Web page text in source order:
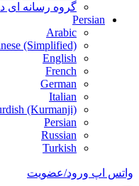
گروه رسانه ای
Persian
Arabic
(Simplified)
English
French
German
Italian
(Kurmanji)
Persian
Russian
Turkish
واتس اپ ورود/عضویت